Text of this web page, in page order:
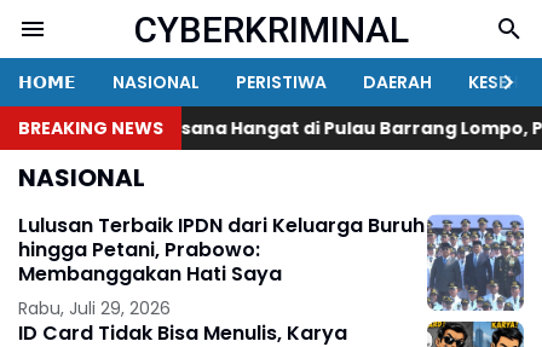
CYBERKRIMINAL
𝗛𝗢𝗠𝗘 NASIONAL PERISTIWA DAERAH
BREAKING NEWSSuasana Hangat di Pulau Barrang Lompo,
NASIONAL
Lulusan Terbaik IPDN dari Keluarga Buruh
hingga Petani, Prabowo:
Membanggakan Hati Saya
Rabu, Juli 29, 2026
ID Card Tidak Bisa Menulis, Karya